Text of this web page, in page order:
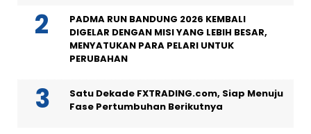
PADMA RUN BANDUNG 2026 KEMBALI
DIGELAR DENGAN MISI YANG LEBIH BESAR,
MENYATUKAN PARA PELARI UNTUK
PERUBAHAN
Satu Dekade FXTRADING.com, Siap Menuju
Fase Pertumbuhan Berikutnya